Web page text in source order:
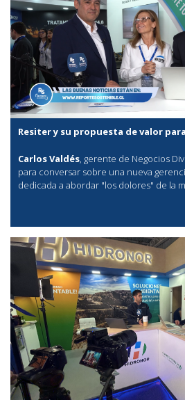
Resiter y su propuesta de valor
Carlos Valdés, gerente de Negocios
para conversar sobre una nueva
dedicada a abordar "los dolores" de la